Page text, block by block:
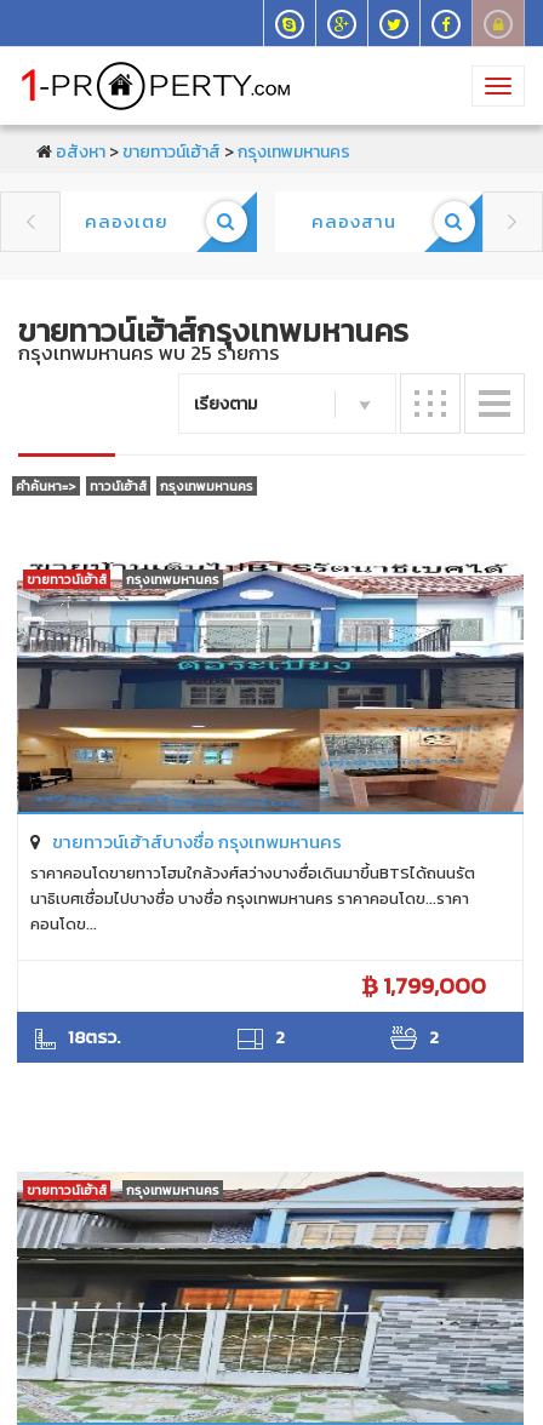
อสังหา>ขายทาวน์เฮ้าส์ >กรุงเทพมหานคร
 คลองเตย คลองสาน 
ขายทาวน์เฮ้าส์กรุงเทพมหานคร
กรุงเทพมหานคร พบ 25 รายการ
เรียงตาม
คำค้นหา=> ทาวน์เฮ้าส์ กรุงเทพมหานคร
ขายทาวน์เฮ้าส์ กรุงเทพมหานคร
ขายทาวน์เฮ้าส์บางซื่อ กรุงเทพมหานคร
ราคาคอนโดขายทาวโฮมใกล้วงศ์สว่างบางซื่อเดินมาขึ้นBTSได้ถนนรัต
นาธิเบศเชื่อมไปบางซื่อ บางซื่อ กรุงเทพมหานคร ราคาคอนโดข...ราคา
คอนโดข...
1,799,000
18ตรว. 2 2
แววดาว
ขายทาวน์เฮ้าส์ กรุงเทพมหานคร